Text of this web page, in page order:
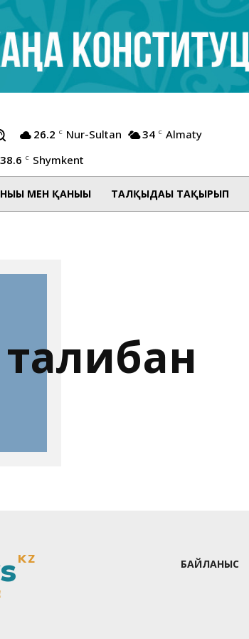
26.2 C Nur-Sultan 34 C Almaty
38.6 C Shymkent
МЕН ҚАНЫҒЫ ТАЛҚЫДАҒЫ ТАҚЫРЫП
талибан
KZ БАЙЛАНЫС